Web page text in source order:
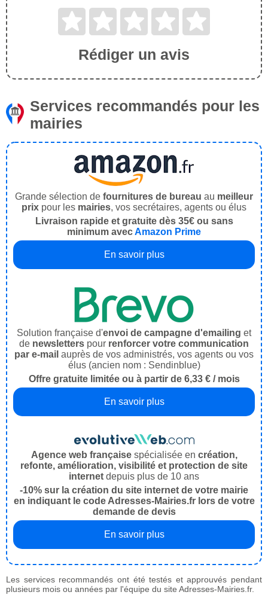
Rédiger un avis
Services recommandés pour les
mairies
Grande sélection de fournitures de bureau au meilleur
prix pour les mairies, vos secrétaires, agents ou élus
Livraison rapide et gratuite dès 35€ ou sans
minimum avecAmazon Prime
En savoir plus
Solution française d'envoi de campagne d'emailing et
de newsletters pour renforcer votre communication
par e-mail auprès de vos administrés, vos agents ou vos
élus (ancien nom : Sendinblue)
Offre gratuite limitée ou à partir de 6,33 € / mois
En savoir plus
Agence web françaisespécialisée en création,
refonte, amélioration, visibilité et protection de site
internet depuis plus de 10 ans
-10% sur la création du site internet de votre mairie
en indiquant le code Adresses-Mairies.fr lors de votre
demande de devis
En savoir plus
Les services recommandés ont été testés et approuvés pendant
plusieurs mois ou années par l'équipe du site Adresses-Mairies.fr.